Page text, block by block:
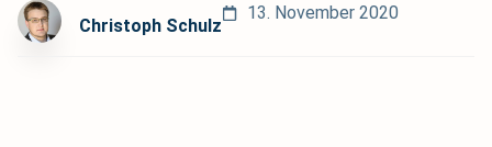
Christoph Schulz
13. November 2020